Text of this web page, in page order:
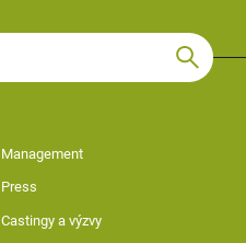
Management
Press
Castingy a výzvy